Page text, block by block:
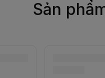
Sản